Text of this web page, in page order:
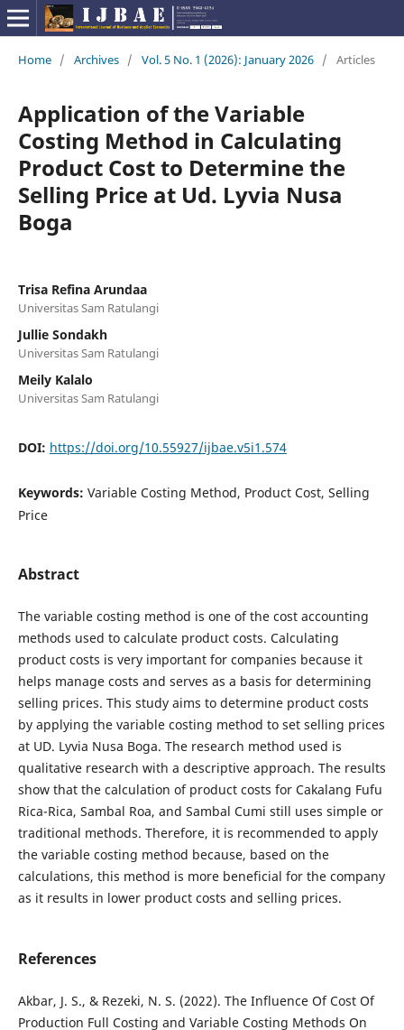
Home / Archives / Vol. 5 No. 1 (2026): January 2026 / Articles
Application of the Variable
Costing Method in Calculating
Product Cost to Determine the
Selling Price at Ud. Lyvia Nusa
Boga
Trisa Refina Arundaa
Universitas Sam Ratulangi
Jullie Sondakh
Universitas Sam Ratulangi
Meily Kalalo
Universitas Sam Ratulangi
DOI: https://doi.org/10.55927/ijbae.v5i1.574
Keywords: Variable Costing Method, Product Cost, Selling
Price
Abstract
The variable costing method is one of the cost accounting
methods used to calculate product costs. Calculating
product costs is very important for companies because it
helps manage costs and serves as a basis for determining
selling prices. This study aims to determine product costs
by applying the variable costing method to set selling prices
at UD. Lyvia Nusa Boga. The research method used is
qualitative research with a descriptive approach. The results
show that the calculation of product costs for Cakalang Fufu
Rica-Rica, Sambal Roa, and Sambal Cumi still uses simple or
traditional methods. Therefore, it is recommended to apply
the variable costing method because, based on the
calculations, this method is more beneficial for the company
as it results in lower product costs and selling prices.
References
Akbar, J. S., & Rezeki, N. S. (2022). The Influence Of Cost Of
Production Full Costing and Variable Costing Methods On